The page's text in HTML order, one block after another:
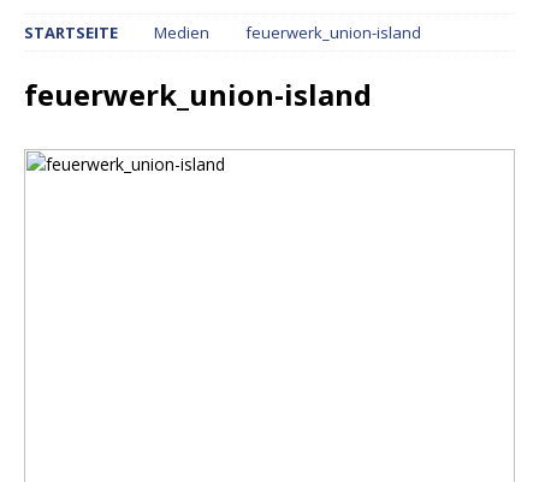
STARTSEITE Medien feuerwerk_union-island
feuerwerk_union-island